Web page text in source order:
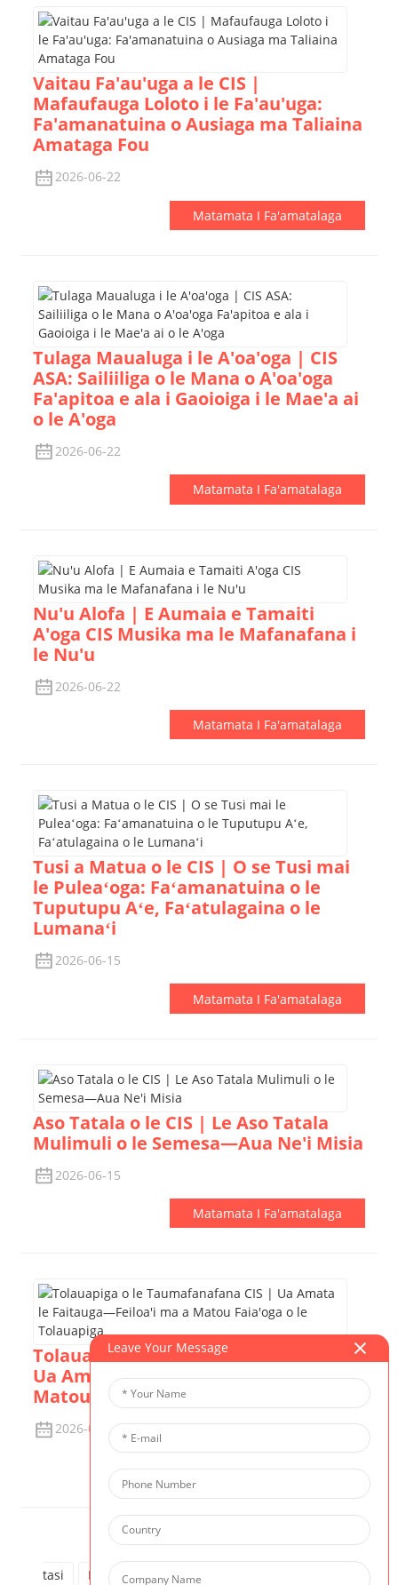
Vaitau Fa'au'uga a le CIS |
Mafaufauga Loloto i le Fa'au'uga:
Fa'amanatuina o Ausiaga ma Taliaina
Amataga Fou
2026-06-22
Matamata I Fa'amatalaga
Tulaga Maualuga i le A'oa'oga | CIS
ASA: Sailiiliga o le Mana o A'oa'oga
Fa'apitoa e ala i Gaoioiga i le Mae'a ai
o le A'oga
2026-06-22
Matamata I Fa'amatalaga
Nu'u Alofa | E Aumaia e Tamaiti
A'oga CIS Musika ma le Mafanafana i
le Nu'u
2026-06-22
Matamata I Fa'amatalaga
Tusi a Matua o le CIS | O se Tusi mai
le Puleaʻoga: Faʻamanatuina o le
Tuputupu Aʻe, Faʻatulagaina o le
Lumanaʻi
2026-06-15
Matamata I Fa'amatalaga
Aso Tatala o le CIS | Le Aso Tatala
Mulimuli o le Semesa—Aua Ne'i Misia
2026-06-15
Matamata I Fa'amatalaga
Tolauapiga o le Taumafanafana CIS |
Ua Amata le Faitauga—Feiloa'i ma a
Matou Faia'oga o le Tolauapiga
2026-06-15
Matamata I Fa'amatalaga
Tulaga
tasi
Muamua 1 2
Leave Your Message